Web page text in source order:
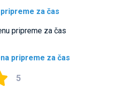
za čas
pripreme za čas
pripreme za čas
5